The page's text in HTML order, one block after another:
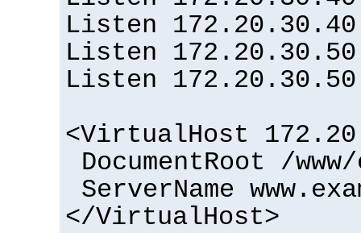
Listen
Listen
Listen
<VirtualHost
DocumentRoot /
ServerName
</VirtualHost>